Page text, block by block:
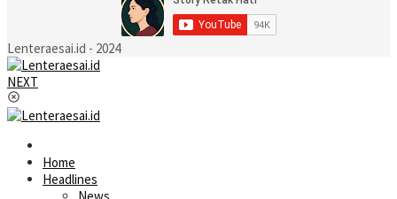
Lenteraesai.id - 2024
NEXT
Home
Headlines